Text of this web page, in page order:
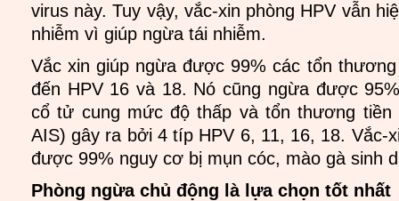
virus này. Tuy vậy, vắc-xin phòng HPV vẫn
nhiễm vì giúp ngừa tái nhiễm.
Vắc xin giúp ngừa được 99% các tổn
đến HPV 16 và 18. Nó cũng ngừa được
cổ tử cung mức độ thấp và tổn thương tiền
AIS) gây ra bởi 4 típ HPV 6, 11, 16, 18. Vắc-
được 99% nguy cơ bị mụn cóc, mào gà sinh
Phòng ngừa chủ động là lựa chọn tốt nhất